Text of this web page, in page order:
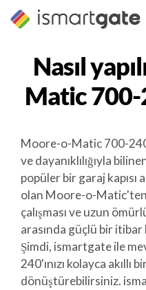
İçeriğe
geç
Nasıl
Matic
Moore-o-Matic 700-
ve dayanıklılığıyla
popüler bir garaj kapısı
olan Moore-o-Matic'ten
çalışması ve uzun
arasında güçlü bir itibar
Şimdi, ismartgate ile
240'ınızı kolayca akıllı
dönüştürebilirsiniz.